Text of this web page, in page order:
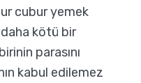
cubur yemek
kötü bir
parasını
kabul edilemez